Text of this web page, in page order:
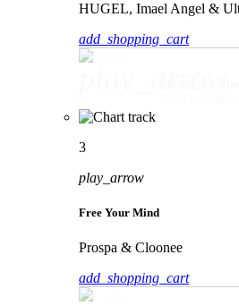
HUGEL, Imael Angel &
add_shopping_cart
3
play_arrow
Free Your Mind
Prospa & Cloonee
add_shopping_cart